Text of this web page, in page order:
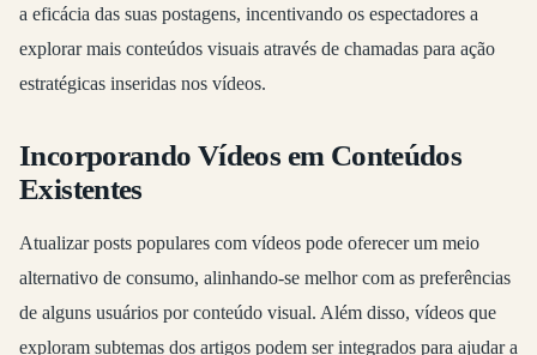
a eficácia das suas postagens, incentivando os espectadores a
explorar mais conteúdos visuais através de chamadas para ação
estratégicas inseridas nos vídeos.
Incorporando Vídeos em Conteúdos
Existentes
Atualizar posts populares com vídeos pode oferecer um meio
alternativo de consumo, alinhando-se melhor com as preferências
de alguns usuários por conteúdo visual. Além disso, vídeos que
exploram subtemas dos artigos podem ser integrados para ajudar a